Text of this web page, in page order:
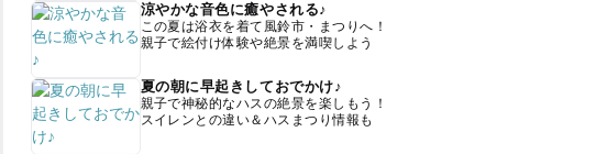
涼やかな音色に癒やされる♪
この夏は浴衣を着て風鈴市・まつりへ！
親子で絵付け体験や絶景を満喫しよう
夏の朝に早起きしておでかけ♪
親子で神秘的なハスの絶景を楽しもう！
スイレンとの違い＆ハスまつり情報も